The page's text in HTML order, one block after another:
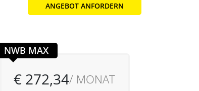
ANGEBOT ANFORDERN
NWB MAX
€ 272,34/ MONAT